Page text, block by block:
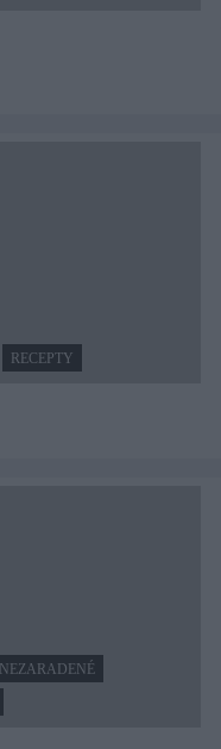
RECEPTY
NEZARADENÉ